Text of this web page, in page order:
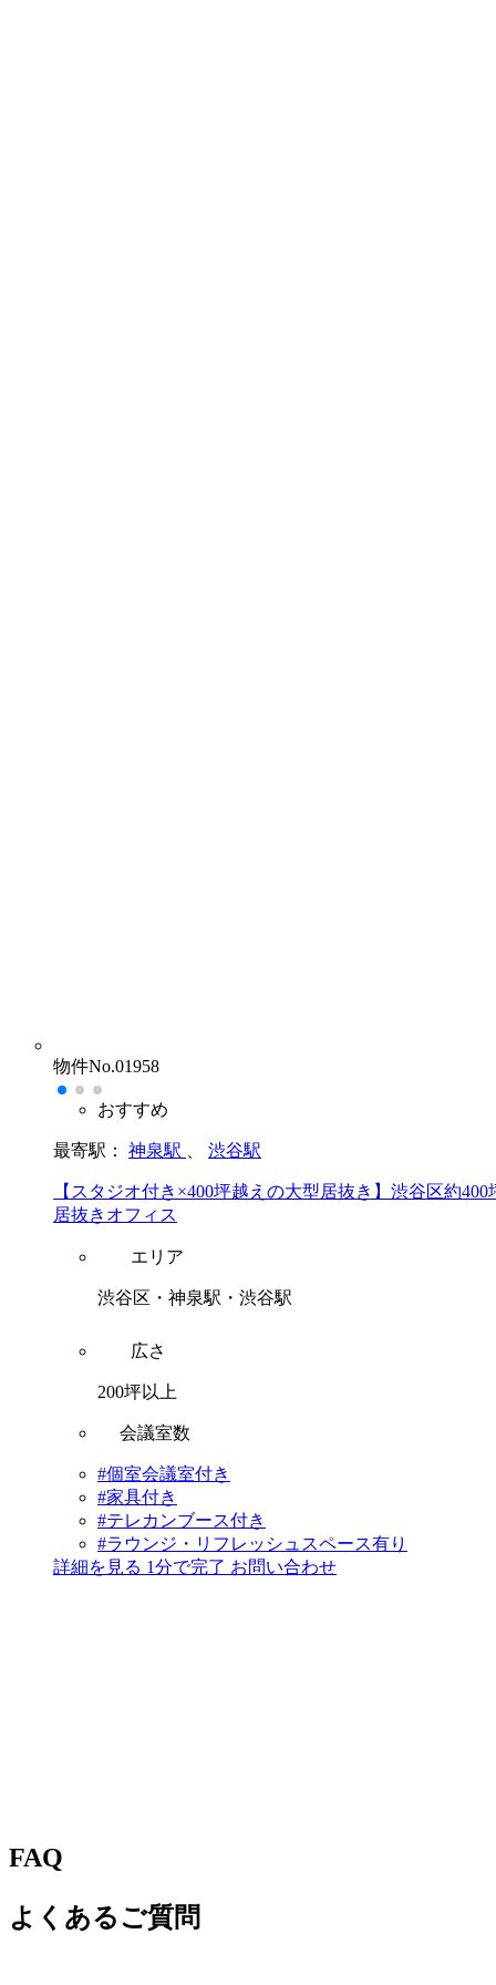
物件No.01958
おすすめ
最寄駅： 神泉駅 、 渋谷駅
【スタジオ付き×400坪越えの大型居抜き】渋谷区約400
居抜きオフィス
エリア
渋谷区・神泉駅・渋谷駅
広さ
200坪以上
会議室数
#個室会議室付き
#家具付き
#テレカンブース付き
#ラウンジ・リフレッシュスペース有り
詳細を見る 1分で完了 お問い合わせ
FAQ
よくあるご質問